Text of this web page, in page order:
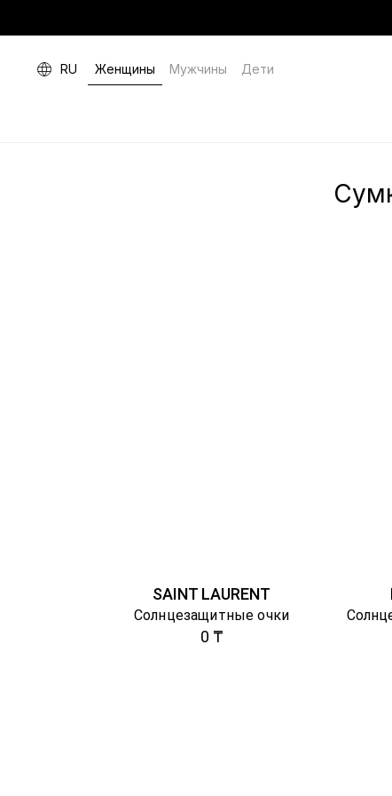
RU Женщины Мужчины Дети
SAINT LAURENT
Солнцезащитные очки
0 ₸